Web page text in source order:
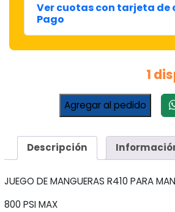
Ver cuotas con tarjeta de
Pago
1
Juego
Manifold
R410
cantidad
Agregar al pedido
Descripción
JUEGO DE MANGUERAS R410 PARA
800 PSI MAX